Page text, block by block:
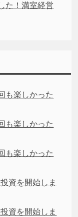
た！満室経営
も楽しかった
も楽しかった
も楽しかった
資を開始しま
資を開始しま